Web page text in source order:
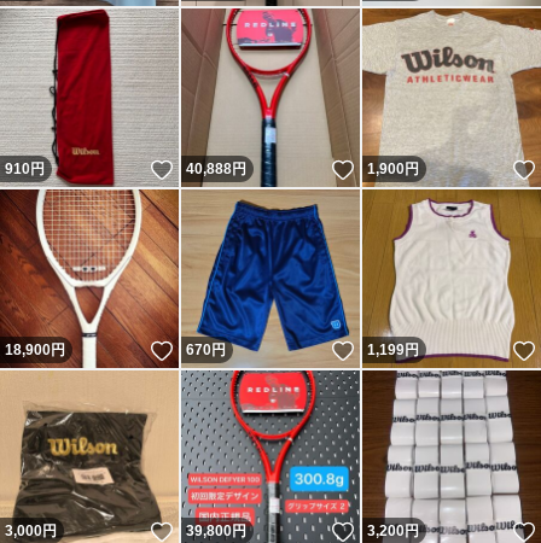
910円 いいね！
40,888円 いいね！
1,900円
18,900円 いいね！
670円 いいね！
1,199円
3,000円 いいね！
39,800円 いいね！
3,200円